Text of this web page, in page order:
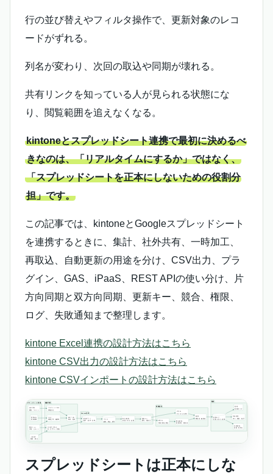
行の並び替えやフィルタ操作で、更新対象のレコ
ードがずれる。
列名が変わり、次回の取込や同期が壊れる。
共有リンクを知っている人が見られる状態にな
り、閲覧範囲を追えなくなる。
kintoneとスプレッドシート連携で最初に決めるべ
きなのは、「リアルタイムにするか」ではなく、
「スプレッドシートを正本にしないための役割分
担」です。
この記事では、kintoneとGoogleスプレッドシート
を連携するときに、集計、社外共有、一時加工、
再取込、自動更新の用途を分け、CSV出力、プラ
グイン、GAS、iPaaS、REST APIの使い分け、片
方向同期と双方向同期、更新キー、競合、権限、
ログ、失敗通知まで整理します。
kintone Excel連携の設計方法はこちら
kintone CSV出力の設計方法はこちら
kintone CSVインポートの設計方法はこちら
スプレッドシートは正本にしな